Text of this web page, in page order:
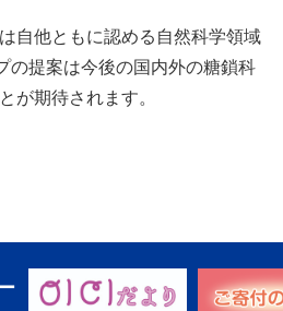
自他ともに認める自然科学領域
の提案は今後の国内外の糖鎖科
が期待されます。